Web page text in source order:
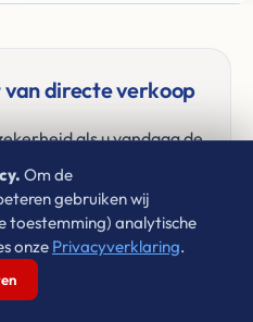
directe verkoop
als u vandaag de
kunt veiligstellen?
ontvang een bod ➜
inkoper Léon
Om de
gebruiken wij
toestemming) analytische
onze Privacyverklaring.